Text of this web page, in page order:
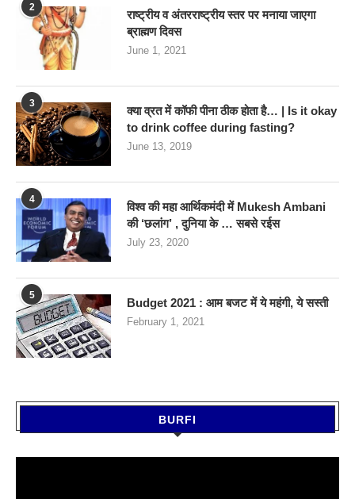
2
राष्ट्रीय व अंतरराष्ट्रीय स्तर पर मनाया जाएगा
ब्राह्मण दिवस
June 1, 2021
3
क्या व्रत में कॉफी पीना ठीक होता है… | Is it okay
to drink coffee during fasting?
June 13, 2019
4
विश्व की महा आर्थिकमंदी में Mukesh Ambani
की ‘छलांग’ , दुनिया के … सबसे रईस
July 23, 2020
5
Budget 2021 : आम बजट में ये महंगी, ये सस्‍ती
February 1, 2021
BURFI